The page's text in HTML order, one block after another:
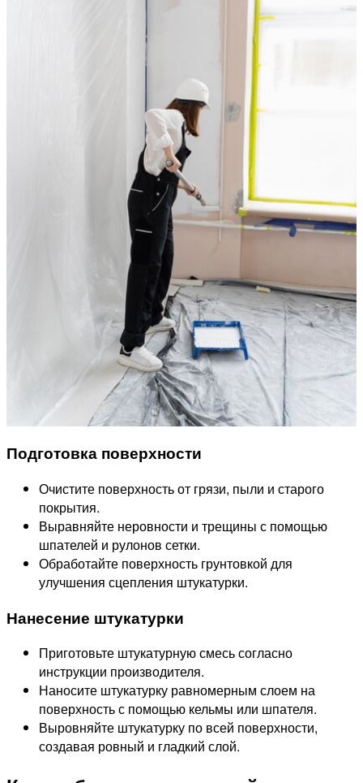
Подготовка поверхности
Очистите поверхность от грязи, пыли и старого
покрытия.
Выравняйте неровности и трещины с помощью
шпателей и рулонов сетки.
Обработайте поверхность грунтовкой для
улучшения сцепления штукатурки.
Нанесение штукатурки
Приготовьте штукатурную смесь согласно
инструкции производителя.
Наносите штукатурку равномерным слоем на
поверхность с помощью кельмы или шпателя.
Выровняйте штукатурку по всей поверхности,
создавая ровный и гладкий слой.